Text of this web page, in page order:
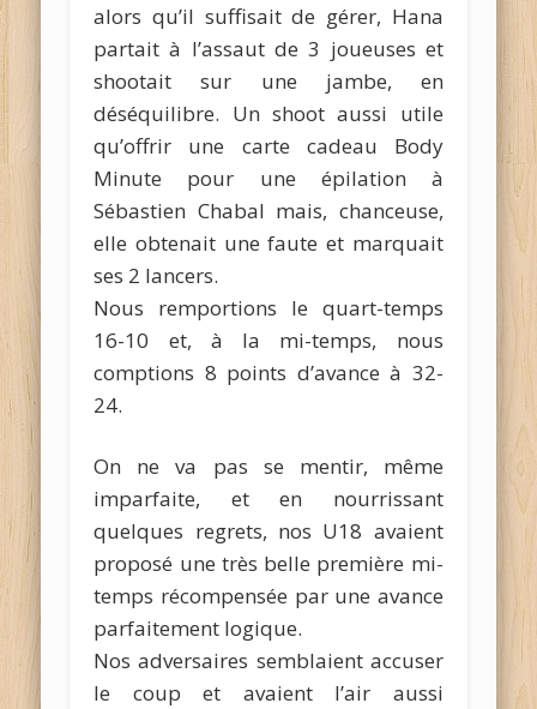
alors qu’il suffisait de gérer, Hana
partait à l’assaut de 3 joueuses et
shootait sur une jambe, en
déséquilibre. Un shoot aussi utile
qu’offrir une carte cadeau Body
Minute pour une épilation à
Sébastien Chabal mais, chanceuse,
elle obtenait une faute et marquait
ses 2 lancers.
Nous remportions le quart-temps
16-10 et, à la mi-temps, nous
comptions 8 points d’avance à 32-
24.
On ne va pas se mentir, même
imparfaite, et en nourrissant
quelques regrets, nos U18 avaient
proposé une très belle première mi-
temps récompensée par une avance
parfaitement logique.
Nos adversaires semblaient accuser
le coup et avaient l’air aussi